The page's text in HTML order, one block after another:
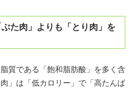
た肉」よりも「とり肉」を
質である「飽和脂肪酸」を多く含
」は「低カロリー」で「高たんぱ